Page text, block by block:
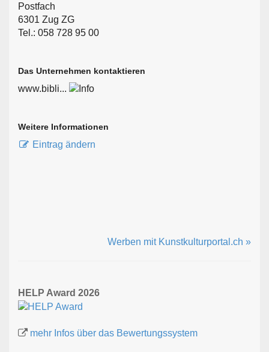
Postfach
6301 Zug ZG
Tel.: 058 728 95 00
Das Unternehmen kontaktieren
www.bibli...
Weitere Informationen
Eintrag ändern
Werben mit Kunstkulturportal.ch »
HELP Award 2026
mehr Infos über das Bewertungssystem